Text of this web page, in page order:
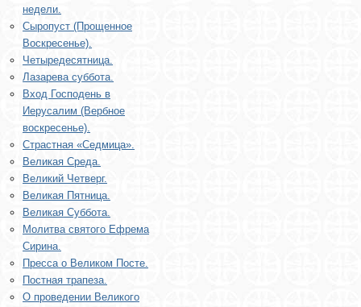
недели.
Сыропуст (Прощенное
Воскресенье).
Четыредесятница.
Лазарева суббота.
Вход Господень в
Иерусалим (Вербное
воскресенье).
Страстная «Седмица».
Великая Среда.
Великий Четверг.
Великая Пятница.
Великая Суббота.
Молитва святого Ефрема
Сирина.
Пресса о Великом Посте.
Постная трапеза.
О проведении Великого